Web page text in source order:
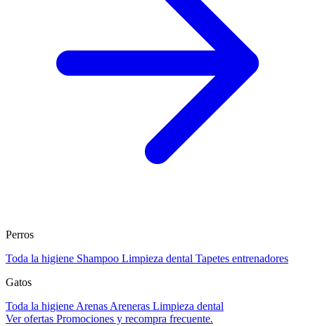
Perros
Toda la higiene Shampoo Limpieza dental Tapetes entrenadores
Gatos
Toda la higiene Arenas Areneras Limpieza dental
Ver ofertas Promociones y recompra frecuente.